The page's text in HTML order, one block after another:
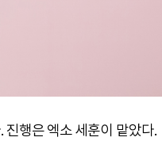
행은 엑소 세훈이 맡았다.